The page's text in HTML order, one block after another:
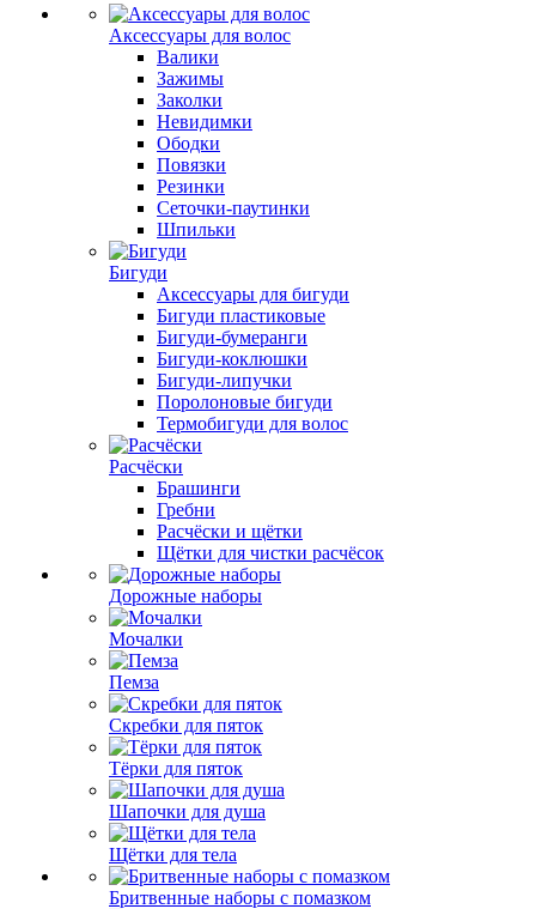
Аксессуары для волос
Валики
Зажимы
Заколки
Невидимки
Ободки
Повязки
Резинки
Сеточки-паутинки
Шпильки
Бигуди
Аксессуары для бигуди
Бигуди пластиковые
Бигуди-бумеранги
Бигуди-коклюшки
Бигуди-липучки
Поролоновые бигуди
Термобигуди для волос
Расчёски
Брашинги
Гребни
Расчёски и щётки
Щётки для чистки расчёсок
Дорожные наборы
Мочалки
Пемза
Скребки для пяток
Тёрки для пяток
Шапочки для душа
Щётки для тела
Бритвенные наборы с помазком